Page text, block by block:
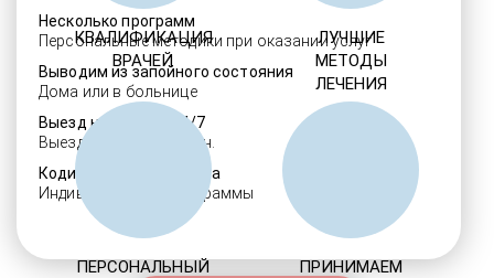
Несколько программ
Персональные методики при оказании услуг
Выводим из запойного состояния
Дома или в больнице
Выезд нарколога 24/7
Выезд в течение 30 мин.
Кодировка алкоголизма
Индивидуальные программы
КВАЛИФИКАЦИЯ
ВРАЧЕЙ
ЛУЧШИЕ
МЕТОДЫ
ЛЕЧЕНИЯ
ПЕРСОНАЛЬНЫЙ
ПРИНИМАЕМ